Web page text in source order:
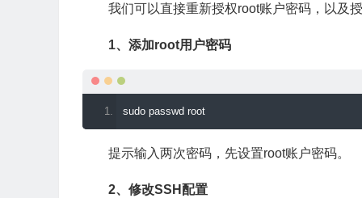
我们可以直接重新授权root账户密码，以及授
1、添加root用户密码
sudo passwd root
提示输入两次密码，先设置root账户密码。
2、修改SSH配置